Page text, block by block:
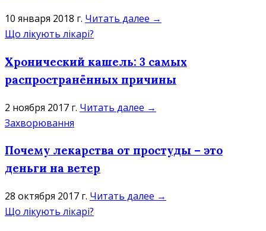
10 января 2018 г. Читать далее →
Що лікують лікарі?
Хронический кашель: 3 самых
распространённых причины
2 ноября 2017 г. Читать далее →
Захворювання
Почему лекарства от простуды – это
деньги на ветер
28 октября 2017 г. Читать далее →
Що лікують лікарі?